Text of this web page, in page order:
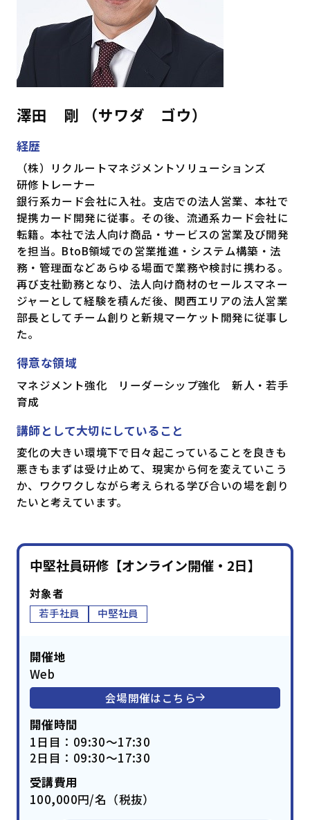
澤田 剛 （サワダ ゴウ）
経歴
（株）リクルートマネジメントソリューションズ
研修トレーナー
銀行系カード会社に入社。支店での法人営業、本社で
提携カード開発に従事。その後、流通系カード会社に
転籍。本社で法人向け商品・サービスの営業及び開発
を担当。BtoB領域での営業推進・システム構築・法
務・管理面などあらゆる場面で業務や検討に携わる。
再び支社勤務となり、法人向け商材のセールスマネー
ジャーとして経験を積んだ後、関西エリアの法人営業
部長としてチーム創りと新規マーケット開発に従事し
た。
得意な領域
マネジメント強化 リーダーシップ強化 新人・若手
育成
講師として大切にしていること
変化の大きい環境下で日々起こっていることを良きも
悪きもまずは受け止めて、現実から何を変えていこう
か、ワクワクしながら考えられる学び合いの場を創り
たいと考えています。
中堅社員研修【オンライン開催・2日】
対象者
若手社員 中堅社員
開催地
Web
会場開催はこちら
開催時間
1日目：09:30～17:30
2日目：09:30～17:30
受講費用
100,000円/名（税抜）